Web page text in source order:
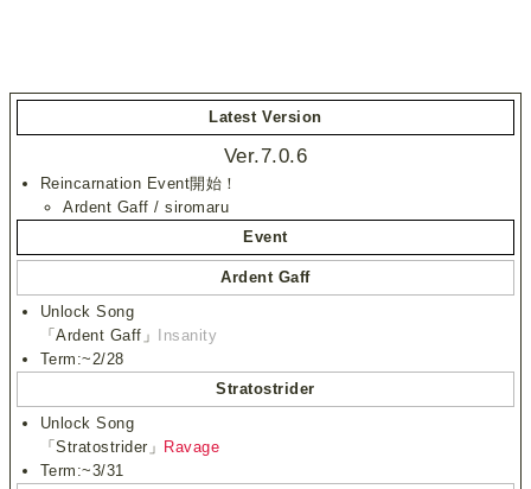
Latest Version
Ver.7.0.6
Reincarnation Event開始！
Ardent Gaff / siromaru
Event
Ardent Gaff
Unlock Song
「Ardent Gaff」
Insanity
Term:~2/28
Stratostrider
Unlock Song
「Stratostrider」 Ravage
Term:~3/31